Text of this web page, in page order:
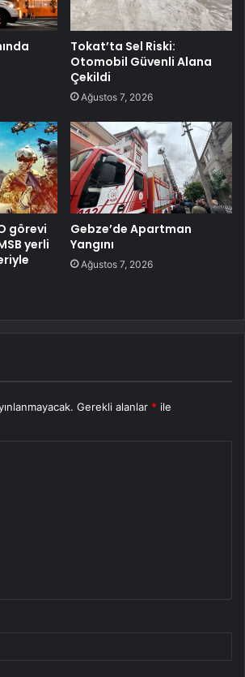
Tokat’ta Sel Riski:
Otomobil Güvenli Alana
Çekildi
Ağustos 7, 2026
görevi
yerli
Gebze’de Apartman
Yangını
Ağustos 7, 2026
Gerekli alanlar * ile